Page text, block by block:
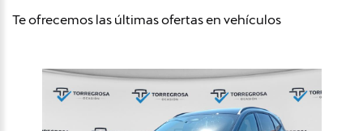
Te ofrecemos las últimas ofertas en vehículos